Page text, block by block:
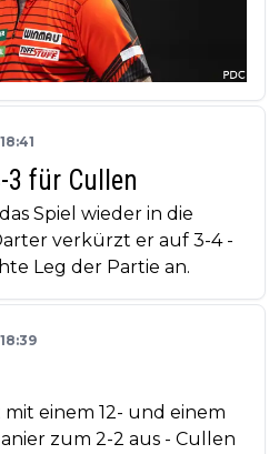
3 für Cullen
Spiel wieder in die
verkürzt er auf 3-4 -
Leg der Partie an.
einem 12- und einem
zum 2-2 aus - Cullen